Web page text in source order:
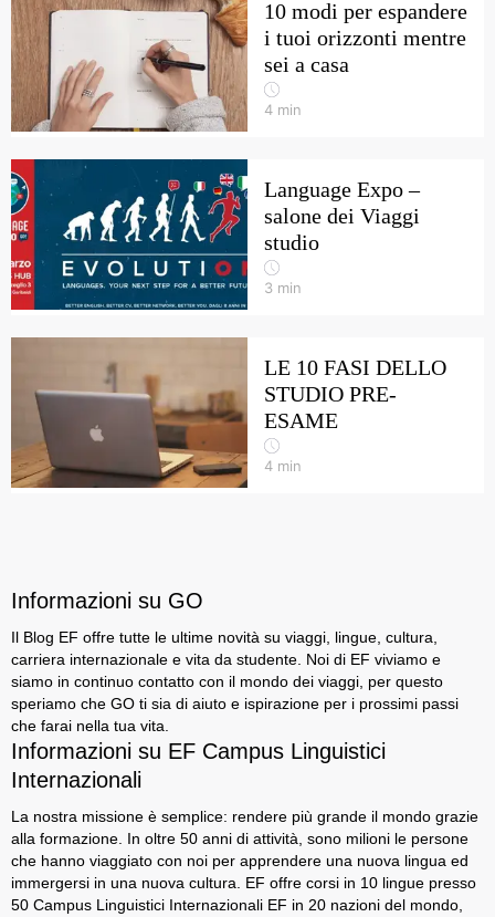
10 modi per espandere
i tuoi orizzonti mentre
sei a casa
4 min
Language Expo –
salone dei Viaggi
studio
3 min
LE 10 FASI DELLO
STUDIO PRE-
ESAME
4 min
Informazioni su GO
Il Blog EF offre tutte le ultime novità su viaggi, lingue, cultura,
carriera internazionale e vita da studente. Noi di EF viviamo e
siamo in continuo contatto con il mondo dei viaggi, per questo
speriamo che GO ti sia di aiuto e ispirazione per i prossimi passi
che farai nella tua vita.
Informazioni su EF Campus Linguistici
Internazionali
La nostra missione è semplice: rendere più grande il mondo grazie
alla formazione. In oltre 50 anni di attività, sono milioni le persone
che hanno viaggiato con noi per apprendere una nuova lingua ed
immergersi in una nuova cultura. EF offre corsi in 10 lingue presso
50 Campus Linguistici Internazionali EF in 20 nazioni del mondo,